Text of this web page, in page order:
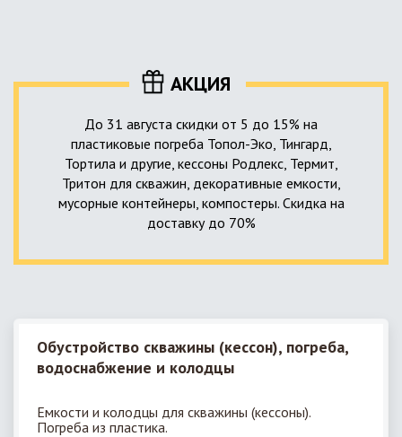
высокотехнологичное устройство, встраиваемое в
канализационную систему и обеспечивающее
АКЦИЯ
До 31 августа скидки от 5 до 15% на
пластиковые погреба Топол-Эко, Тингард,
Тортила и другие, кессоны Родлекс, Термит,
Тритон для скважин, декоративные емкости,
мусорные контейнеры, компостеры. Скидка на
доставку до 70%
Обустройство скважины (кессон), погреба,
водоснабжение и колодцы
Емкости и колодцы для скважины (кессоны).
Погреба из пластика.